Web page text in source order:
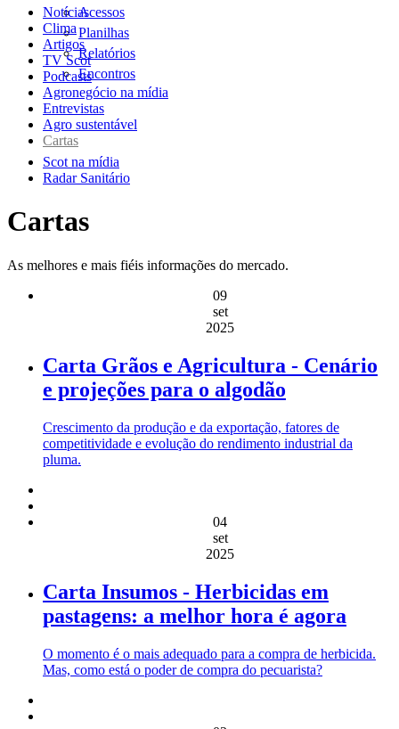
Acessos
Planilhas
Relatórios
Encontros
Notícias
Clima
Artigos
TV Scot
Podcasts
Agronegócio na mídia
Entrevistas
Agro sustentável
Cartas
Scot na mídia
Radar Sanitário
Cartas
As melhores e mais fiéis informações do mercado.
09
set
2025
Carta Grãos e Agricultura - Cenário
e projeções para o algodão
Crescimento da produção e da exportação, fatores de
competitividade e evolução do rendimento industrial da
pluma.
04
set
2025
Carta Insumos - Herbicidas em
pastagens: a melhor hora é agora
O momento é o mais adequado para a compra de herbicida.
Mas, como está o poder de compra do pecuarista?